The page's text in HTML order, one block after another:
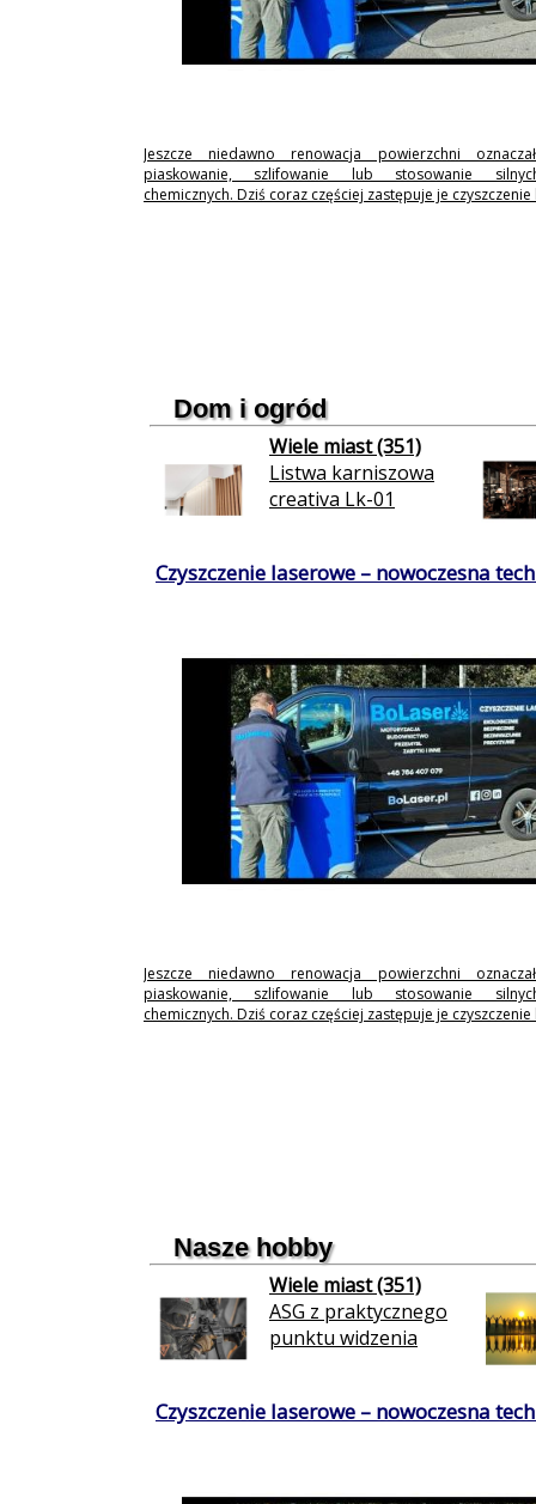
Jeszcze niedawno renowacja powierzchni
piaskowanie, szlifowanie lub stosowanie
chemicznych. Dziś coraz częściej zastępuje je
Dom i ogród
Wiele miast (351)
Listwa karniszowa
creativa Lk-01
Czyszczenie laserowe – nowoczesna
Jeszcze niedawno renowacja powierzchni
piaskowanie, szlifowanie lub stosowanie
chemicznych. Dziś coraz częściej zastępuje je
Nasze hobby
Wiele miast (351)
ASG z praktycznego
punktu widzenia
Czyszczenie laserowe – nowoczesna